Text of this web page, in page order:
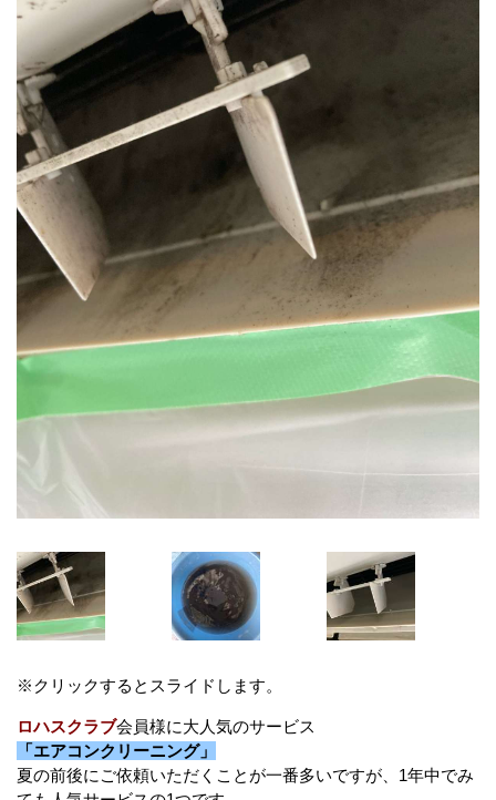
※クリックするとスライドします。
ロハスクラブ会員様に大人気のサービス
「エアコンクリーニング」
夏の前後にご依頼いただくことが一番多いですが、1年中でみ